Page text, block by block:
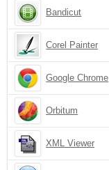
Bandicut
Corel Painter
Google Chrome
Orbitum
XML Viewer